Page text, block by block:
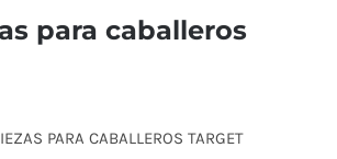
para caballeros
PARA CABALLEROS TARGET